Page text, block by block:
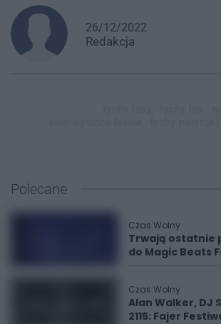
26/12/2022
Redakcja
Polecane
Czas Wolny
Trwają ostatnie
do Magic Beats
Czas Wolny
Alan Walker, DJ
2115: Fajer